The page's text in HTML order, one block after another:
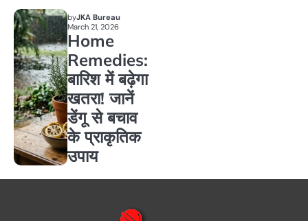
byJKA Bureau
March 21, 2026
Home
Remedies:
बारिश में बढ़ेगा
खतरा! जानें
डेंगू से बचाव
के प्राकृतिक
उपाय